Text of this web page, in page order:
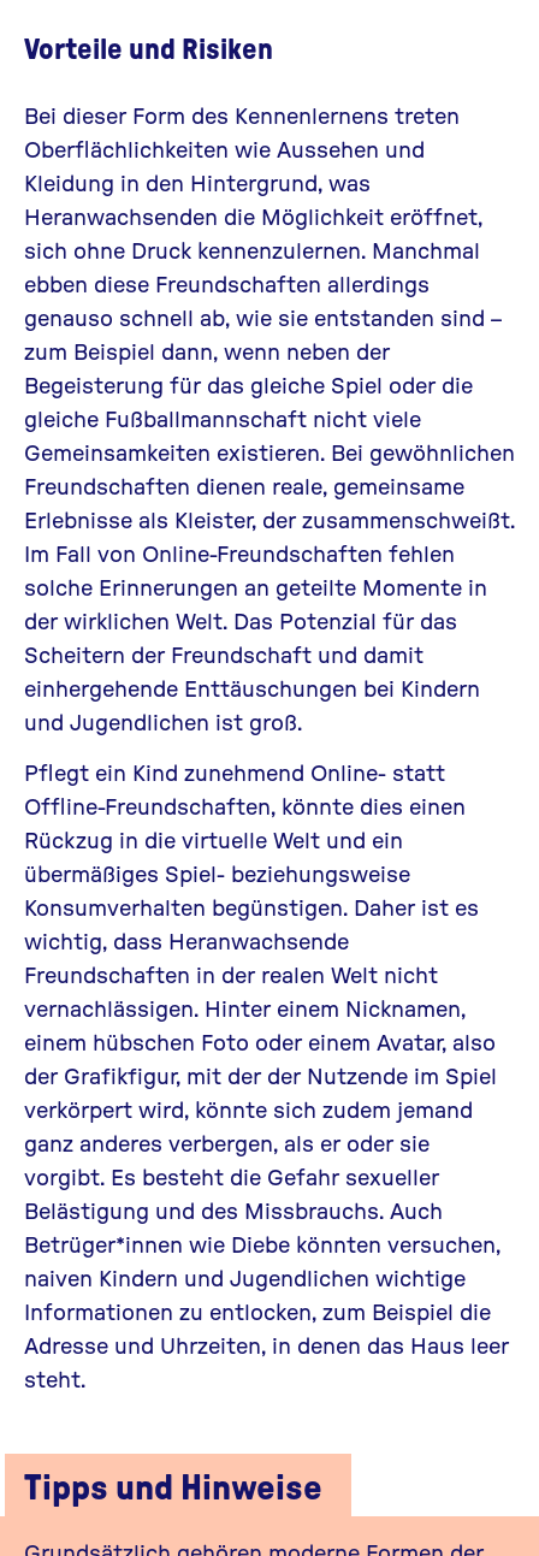
Vorteile und Risiken
Bei dieser Form des Kennenlernens treten
Oberflächlichkeiten wie Aussehen und
Kleidung in den Hintergrund, was
Heranwachsenden die Möglichkeit eröffnet,
sich ohne Druck kennenzulernen. Manchmal
ebben diese Freundschaften allerdings
genauso schnell ab, wie sie entstanden sind –
zum Beispiel dann, wenn neben der
Begeisterung für das gleiche Spiel oder die
gleiche Fußballmannschaft nicht viele
Gemeinsamkeiten existieren. Bei gewöhnlichen
Freundschaften dienen reale, gemeinsame
Erlebnisse als Kleister, der zusammenschweißt.
Im Fall von Online-Freundschaften fehlen
solche Erinnerungen an geteilte Momente in
der wirklichen Welt. Das Potenzial für das
Scheitern der Freundschaft und damit
einhergehende Enttäuschungen bei Kindern
und Jugendlichen ist groß.
Pflegt ein Kind zunehmend Online- statt
Offline-Freundschaften, könnte dies einen
Rückzug in die virtuelle Welt und ein
übermäßiges Spiel- beziehungsweise
Konsumverhalten begünstigen. Daher ist es
wichtig, dass Heranwachsende
Freundschaften in der realen Welt nicht
vernachlässigen. Hinter einem Nicknamen,
einem hübschen Foto oder einem Avatar, also
der Grafikfigur, mit der der Nutzende im Spiel
verkörpert wird, könnte sich zudem jemand
ganz anderes verbergen, als er oder sie
vorgibt. Es besteht die Gefahr sexueller
Belästigung und des Missbrauchs. Auch
Betrüger*innen wie Diebe könnten versuchen,
naiven Kindern und Jugendlichen wichtige
Informationen zu entlocken, zum Beispiel die
Adresse und Uhrzeiten, in denen das Haus leer
steht.
Tipps und Hinweise